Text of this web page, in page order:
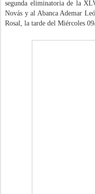
segunda eliminatoria de la
Novás y al Abanca Ademar
Rosal, la tarde del Miércoles